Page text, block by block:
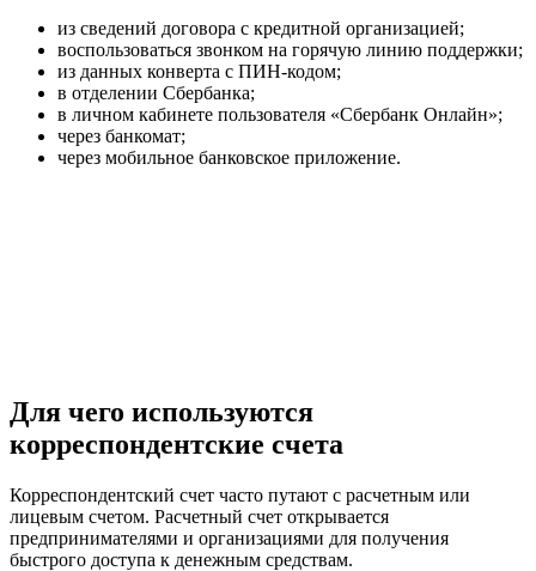
из сведений договора с кредитной организацией;
воспользоваться звонком на горячую линию поддержки;
из данных конверта с ПИН-кодом;
в отделении Сбербанка;
в личном кабинете пользователя «Сбербанк Онлайн»;
через банкомат;
через мобильное банковское приложение.
Для чего используются
корреспондентские счета
Корреспондентский счет часто путают с расчетным или
лицевым счетом. Расчетный счет открывается
предпринимателями и организациями для получения
быстрого доступа к денежным средствам.